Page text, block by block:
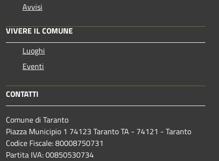
Avvisi
VIVERE IL COMUNE
Luoghi
Eventi
CONTATTI
Comune di Taranto
Piazza Municipio 1 74123 Taranto TA - 74121 - Taranto
Codice Fiscale: 80008750731
Partita IVA: 00850530734